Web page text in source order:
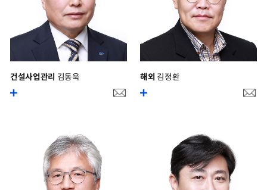
건설사업관리 김동욱 해외 김정환